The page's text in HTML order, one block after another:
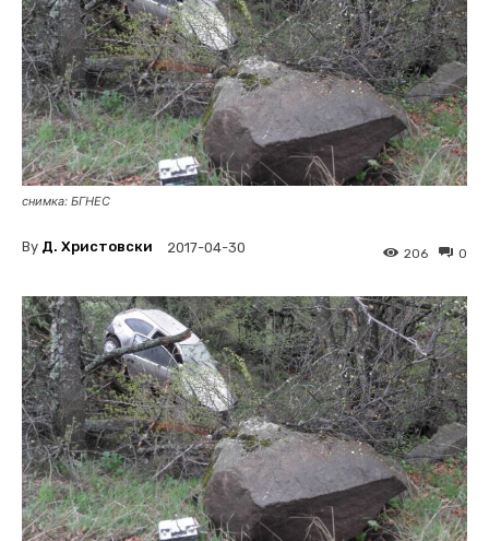
снимка: БГНЕС
By Д. Христовски 2017-04-30 0
206